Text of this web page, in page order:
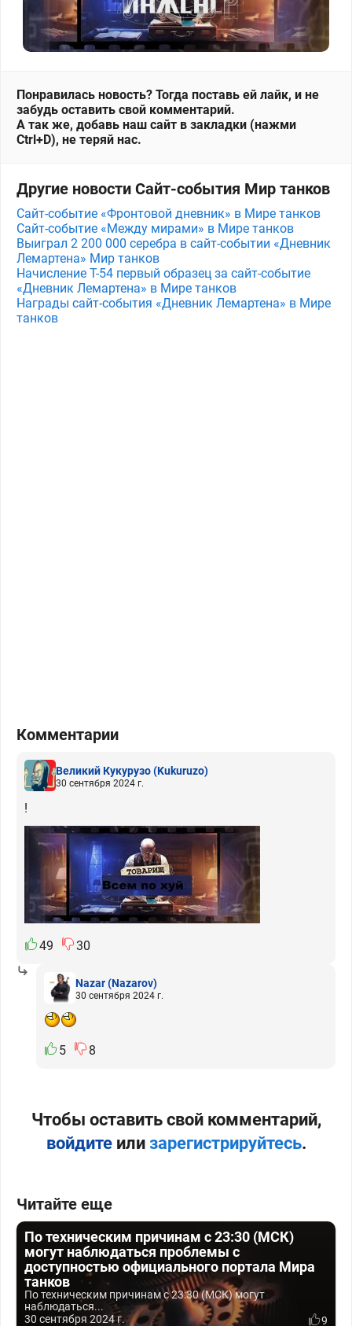
Понравилась новость? Тогда поставь ей лайк, и не
забудь оставить свой комментарий.
А так же, добавь наш сайт в закладки (нажми
Ctrl+D), не теряй нас.
Другие новости Сайт-события Мир танков
Сайт-событие «Фронтовой дневник» в Мире танков
Сайт-событие «Между мирами» в Мире танков
Выиграл 2 200 000 серебра в сайт-событии «Дневник
Лемартена» Мир танков
Начисление Т-54 первый образец за сайт-событие
«Дневник Лемартена» в Мире танков
Награды сайт-события «Дневник Лемартена» в Мире
танков
Комментарии
Великий Кукурузо(Kukuruzo)
30 сентября 2024 г.
!
49 30
Nazar(Nazarov)
30 сентября 2024 г.
5 8
Чтобы оставить свой комментарий,
войдитеили зарегистрируйтесь.
Читайте еще
По техническим причинам с 23:30 (МСК)
могут наблюдаться проблемы с
доступностью официального портала Мира
танков
По техническим причинам с 23:30 (МСК) могут
наблюдаться...
30 сентября 2024 г.
9